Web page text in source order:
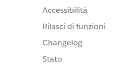
Accessibilità
Rilasci di funzioni
Changelog
Stato